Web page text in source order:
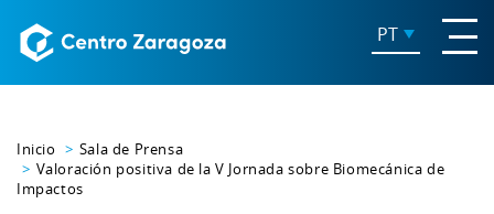
PT
Inicio
Sala de Prensa
Valoración positiva de la V Jornada sobre Biomecánica de
Impactos